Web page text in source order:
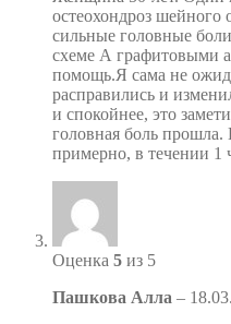
остеохондроз шейного
сильные головные
схеме А графитовыми
помощь.Я сама не
расправились и
и спокойнее, это
головная боль
примерно, в течении 1
Оценка 5 из 5
Пашкова Алла –